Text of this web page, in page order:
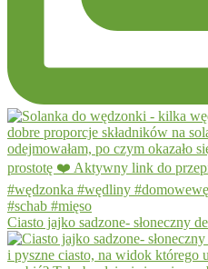
Ciasto jajko sadzone- słoneczny